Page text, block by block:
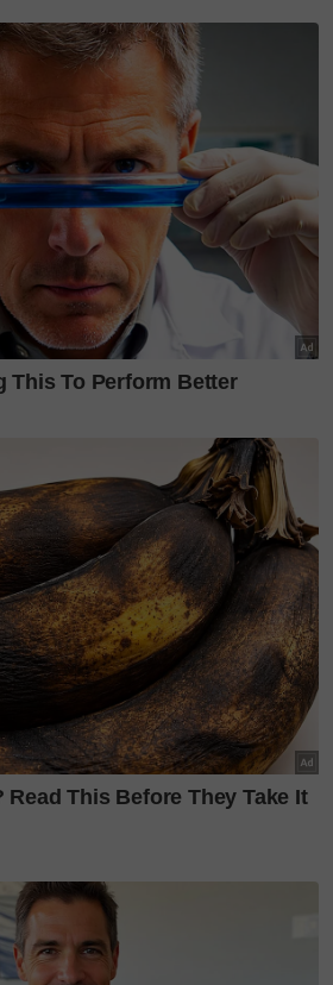
lagi, waktu operasi
dibuka mulai jam tiga petang
baharu itu, Ahmad’s Fried
menyajikan hidangan lazat,
perkongsian yang
Ramadan lebih bermakna.
di Facebook,Instagram,Threads
. Join grup TelegramkamiDI SINI
inspirasi
promosi istimewaMAKANAN
kini sudah berada di 37
terpilih di Shah Alam atau beli
Shopee Karangkraf Mallsekarang